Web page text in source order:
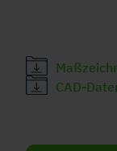
CAD-